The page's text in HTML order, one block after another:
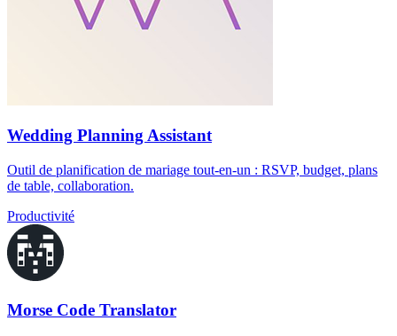
Wedding Planning Assistant
Outil de planification de mariage tout-en-un : RSVP, budget, plans
de table, collaboration.
Productivité
Morse Code Translator